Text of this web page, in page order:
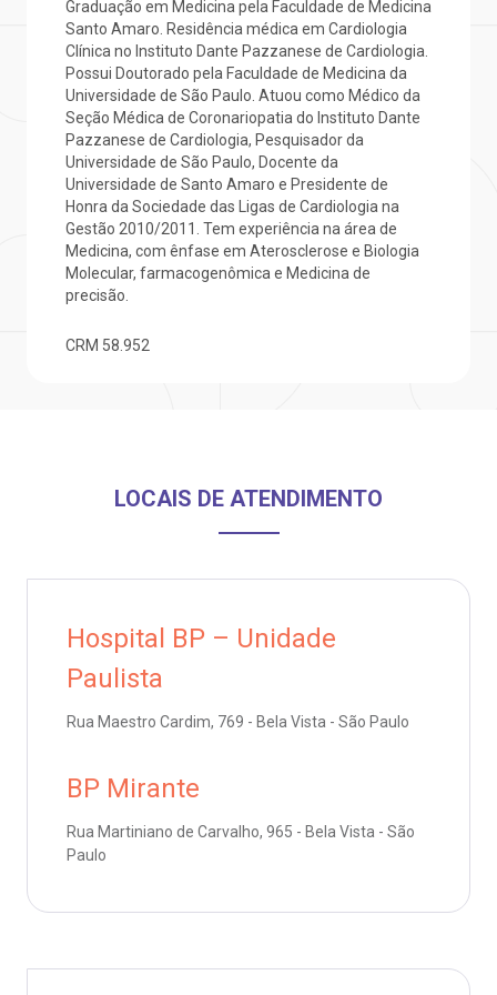
Saiba mais
Endereço:
R. Martiniano de Carvalho, 965
CEP: 01323-001 | Bela Vista
São Paulo - SP
Clínica Medicina da Mulher
Saiba mais
R. Colômbia, 332
CEP: 01438-000 | Jardim Paulista
São Paulo - SP
a BP
Conosco
Centro de Doenças Autoimunes
atendimento
Cirurgia
de Sangue
de órgãos
Graduação em Medicina pela Faculdade de Medicina
Santo Amaro. Residência médica em Cardiologia
Clínica no Instituto Dante Pazzanese de Cardiologia.
Possui Doutorado pela Faculdade de Medicina da
Universidade de São Paulo. Atuou como Médico da
Seção Médica de Coronariopatia do Instituto Dante
Pazzanese de Cardiologia, Pesquisador da
Universidade de São Paulo, Docente da
Universidade de Santo Amaro e Presidente de
Honra da Sociedade das Ligas de Cardiologia na
Gestão 2010/2011. Tem experiência na área de
Medicina, com ênfase em Aterosclerose e Biologia
Molecular, farmacogenômica e Medicina de
precisão.
CRM 58.952
LOCAIS DE ATENDIMENTO
Hospital BP – Unidade
Paulista
Rua Maestro Cardim, 769 - Bela Vista - São Paulo
BP Mirante
Rua Martiniano de Carvalho, 965 - Bela Vista - São
Paulo